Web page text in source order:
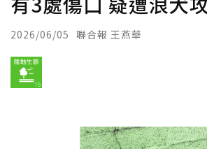
2026/06/05 聯合報 王燕華